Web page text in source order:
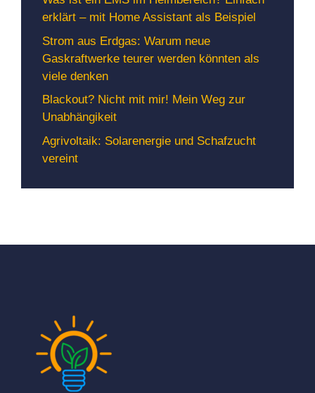
erklärt – mit Home Assistant als Beispiel
Strom aus Erdgas: Warum neue
Gaskraftwerke teurer werden könnten als
viele denken
Blackout? Nicht mit mir! Mein Weg zur
Unabhängikeit
Agrivoltaik: Solarenergie und Schafzucht
vereint